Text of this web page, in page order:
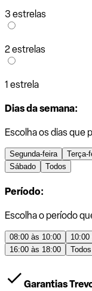
3 estrelas
2 estrelas
1 estrela
Dias da semana:
Escolha os dias que
Segunda-feira Terça-
Sábado
Todos
Período:
Escolha o período
08:00 às 10:00 10:00
16:00 às 18:00
Todos
Garantias